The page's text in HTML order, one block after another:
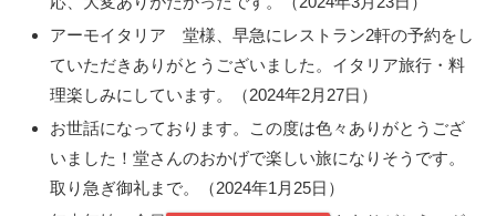
アーモイタリア 堂様、早急にレストラン2軒の予約をし
ていただきありがとうございました。イタリア旅行・料
理楽しみにしています。（2024年2月27日）
お世話になっております。この度は色々ありがとうござ
いました！堂さんのおかげで楽しい旅になりそうです。
取り急ぎ御礼まで。（2024年1月25日）